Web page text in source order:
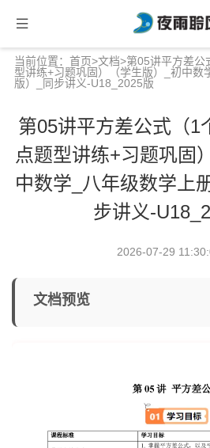
当前位置： 首页>文档>第05讲平方差公
型讲练+习题巩固）（学生版）_初中数
版）_同步讲义-U18_2025版
第05讲平方差公式（1
点题型讲练+习题巩固
中数学_八年级数学上
步讲义-
2026-07-29
文档预览